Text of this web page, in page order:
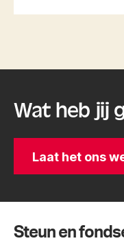
Wat heb jij
Laat het ons
Steun en